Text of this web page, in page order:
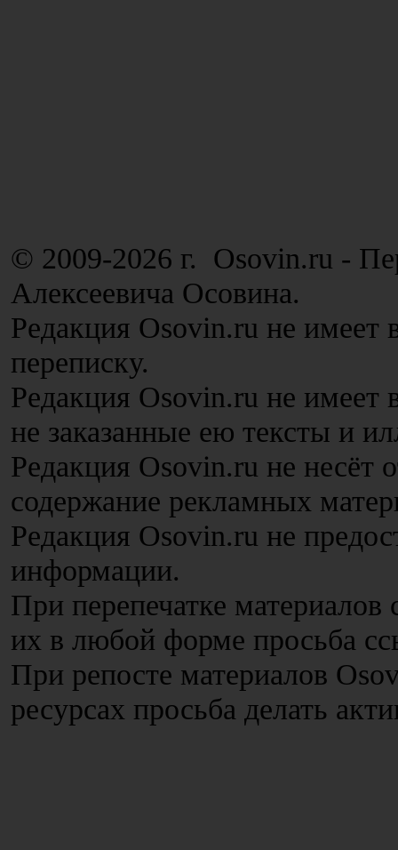
© 2009-2026 г. Osovin.ru -
Алексеевича Осовина.
Редакция Osovin.ru не имеет
переписку.
Редакция Osovin.ru не имеет
не заказанные ею тексты и
Редакция Osovin.ru не несёт
содержание рекламных
Редакция Osovin.ru не
информации.
При перепечатке
их в любой форме просьба
При репосте материалов
ресурсах просьба делать